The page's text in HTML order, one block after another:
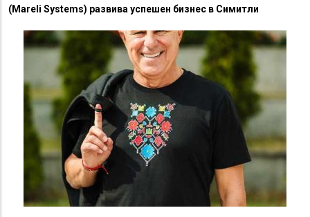
(Mareli Systems) развива успешен бизнес в Симитли